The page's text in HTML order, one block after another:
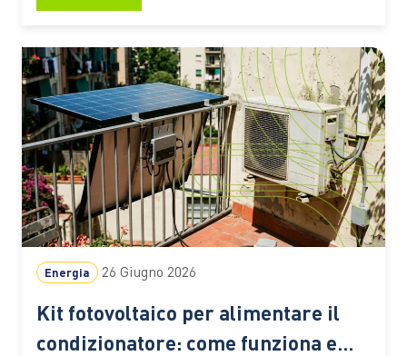
efficiente l’elettricità generata durante il giorno
Giugno e…
Energia 26 Giugno 2026
Kit fotovoltaico per alimentare il
condizionatore: come funziona e